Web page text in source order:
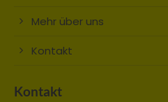
Mehr über uns
Kontakt
Kontakt